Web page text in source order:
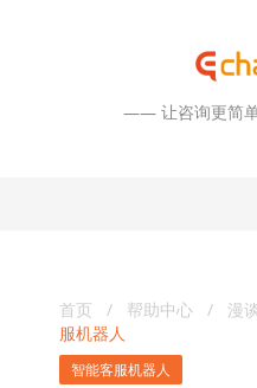
—— 让咨询更简
首页 / 帮助中心 / 漫
服机器人
智能客服机器人